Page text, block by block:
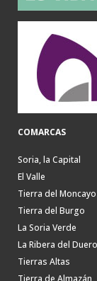
COMARCAS
Soria, la Capital
El Valle
Tierra del Moncayo
Tierra del Burgo
La Soria Verde
La Ribera del Duero
Tierras Altas